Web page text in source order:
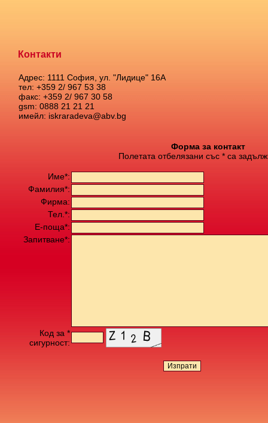
Контакти
Адрес: 1111 София, ул. "Лидице" 16А
тел: +359 2/ 967 53 38
факс: +359 2/ 967 30 58
gsm: 0888 21 21 21
имейл: iskraradeva@abv.bg
Форма за контакт
Полетата отбелязани със * са
Име*:
Фамилия*:
Фирма:
Тел.*:
Е-поща*:
Запитване*:
Код за *
сигурност: